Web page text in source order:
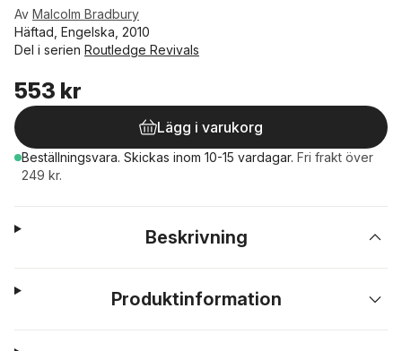
Av Malcolm Bradbury
Häftad, Engelska, 2010
Del i serien Routledge Revivals
553 kr
Lägg i varukorg
Beställningsvara. Skickas inom 10-15 vardagar. Fri frakt över
249 kr.
Beskrivning
Produktinformation